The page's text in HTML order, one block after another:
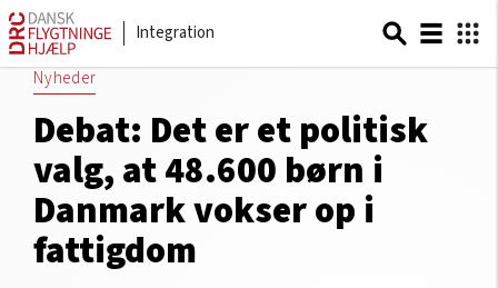
Integration
Nyheder
Debat: Det er et politisk
valg, at 48.600 børn i
Danmark vokser op i
fattigdom